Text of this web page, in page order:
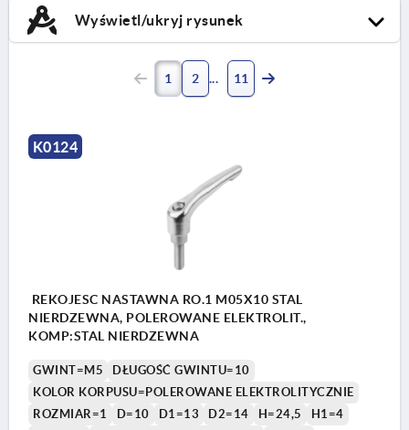
Wyświetl/ukryj rysunek
1 2 11
K0124
REKOJESC NASTAWNA RO.1 M05X10 STAL
NIERDZEWNA, POLEROWANE ELEKTROLIT.,
KOMP:STAL NIERDZEWNA
GWINT=M5
DŁUGOŚĆ GWINTU=10
KOLOR KORPUSU=POLEROWANE ELEKTROLITYCZNIE
ROZMIAR=1
D=10 D1=13 D2=14 H=24,5
H1=4